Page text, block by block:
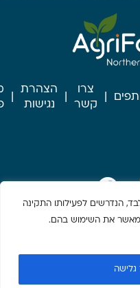
הנדרשים לפעילותו התקינה
מאשר את השימוש בהם.
גלישה
צרו
קשר
הצהרת
נגישות